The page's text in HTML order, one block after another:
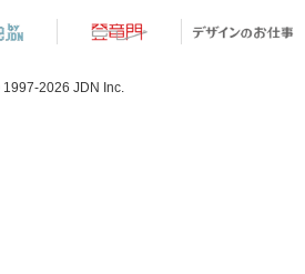
2026 JDN Inc.